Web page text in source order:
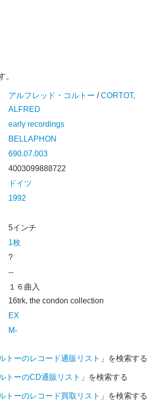
。
アルフレッド・コルトー /CORTOT,
ALFRED
early recordings
BELLAPHON
690.07.003
4003099888722
ドイツ
1992
5インチ
1枚
?
--
１６曲入
16trk, the condon collection
EX
M-
トーのレコード通販リスト 」を検索する
トーのCD通販リスト 」を検索する
トーのレコード買取リスト 」を検索する